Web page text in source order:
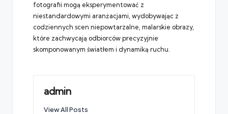
fotografii mogą eksperymentować z
niestandardowymi aranżacjami, wydobywając z
codziennych scen niepowtarzalne, malarskie obrazy,
które zachwycają odbiorców precyzyjnie
skomponowanym światłem i dynamiką ruchu.
admin
View All Posts